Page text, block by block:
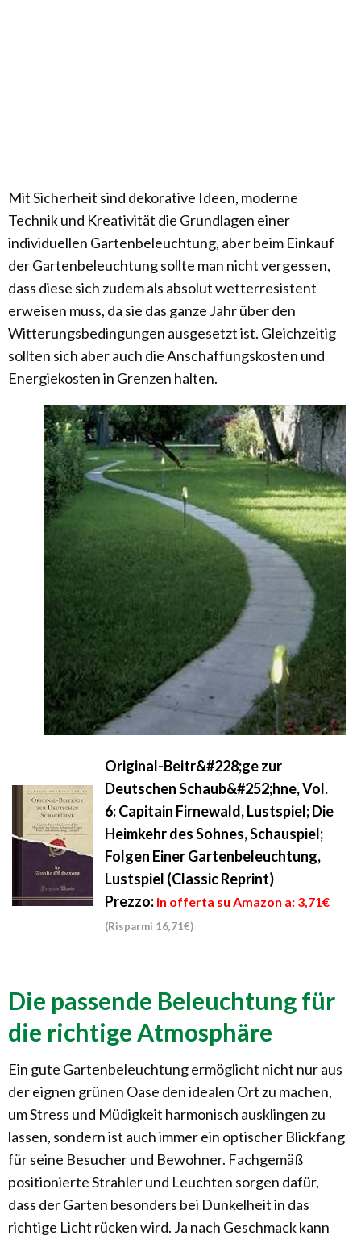
Mit Sicherheit sind dekorative Ideen, moderne
Technik und Kreativität die Grundlagen einer
individuellen Gartenbeleuchtung, aber beim Einkauf
der Gartenbeleuchtung sollte man nicht vergessen,
dass diese sich zudem als absolut wetterresistent
erweisen muss, da sie das ganze Jahr über den
Witterungsbedingungen ausgesetzt ist. Gleichzeitig
sollten sich aber auch die Anschaffungskosten und
Energiekosten in Grenzen halten.
Original-Beitr&#228;ge zur
Deutschen Schaub&#252;hne, Vol.
6: Capitain Firnewald, Lustspiel; Die
Heimkehr des Sohnes, Schauspiel;
Folgen Einer Gartenbeleuchtung,
Lustspiel (Classic Reprint)
Prezzo: in offerta su Amazon a: 3,71€
(Risparmi 16,71€)
Die passende Beleuchtung für
die richtige Atmosphäre
Ein gute Gartenbeleuchtung ermöglicht nicht nur aus
der eignen grünen Oase den idealen Ort zu machen,
um Stress und Müdigkeit harmonisch ausklingen zu
lassen, sondern ist auch immer ein optischer Blickfang
für seine Besucher und Bewohner. Fachgemäß
positionierte Strahler und Leuchten sorgen dafür,
dass der Garten besonders bei Dunkelheit in das
richtige Licht rücken wird. Ja nach Geschmack kann